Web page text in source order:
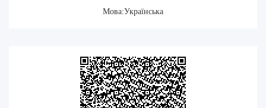
Мова:Українська